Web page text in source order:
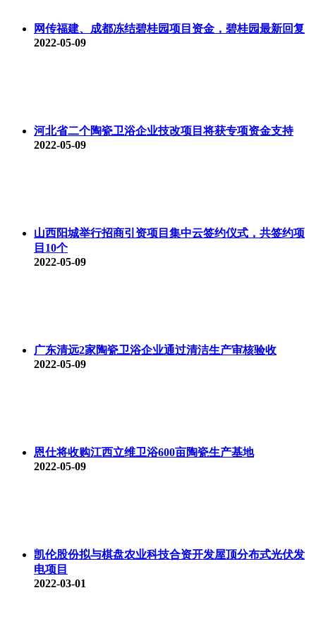
网传福建、成都冻结碧桂园项目资金，碧桂园最新回复
2022-05-09
河北省二个陶瓷卫浴企业技改项目将获专项资金支持
2022-05-09
山西阳城举行招商引资项目集中云签约仪式，共签约项
目10个
2022-05-09
广东清远2家陶瓷卫浴企业通过清洁生产审核验收
2022-05-09
恩仕将收购江西立维卫浴600亩陶瓷生产基地
2022-05-09
凯伦股份拟与棋盘农业科技合资开发屋顶分布式光伏发
电项目
2022-03-01